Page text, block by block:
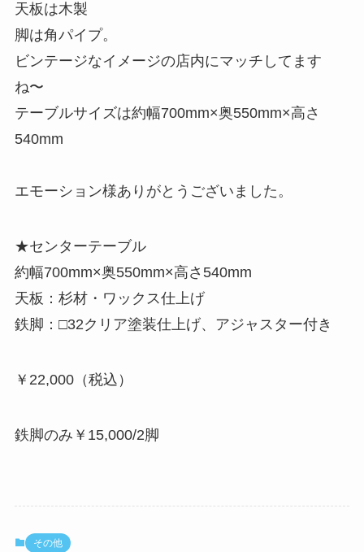
天板は木製
脚は角パイプ。
ビンテージなイメージの店内にマッチしてます
ね〜
テーブルサイズは約幅700mm×奥550mm×高さ
540mm
エモーション様ありがとうございました。
★センターテーブル
約幅700mm×奥550mm×高さ540mm
天板：杉材・ワックス仕上げ
鉄脚：□32クリア塗装仕上げ、アジャスター付き
￥22,000（税込）
鉄脚のみ￥15,000/2脚
その他